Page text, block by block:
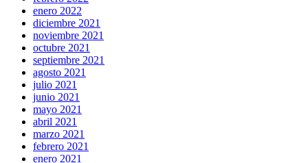
enero 2022
diciembre 2021
noviembre 2021
octubre 2021
septiembre 2021
agosto 2021
julio 2021
junio 2021
mayo 2021
abril 2021
marzo 2021
febrero 2021
enero 2021